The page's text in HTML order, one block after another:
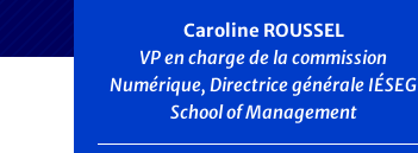
Caroline ROUSSEL
VP en charge de la commission
Numérique, Directrice générale IÉSEG
School of Management